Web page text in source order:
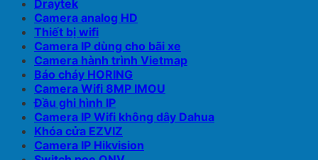
Draytek
Camera analog HD
Thiết bị wifi
Camera IP dùng cho bãi xe
Camera hành trình Vietmap
Báo cháy HORING
Camera Wifi 8MP IMOU
Đầu ghi hình IP
Camera IP Wifi không dây Dahua
Khóa cửa EZVIZ
Camera IP Hikvision